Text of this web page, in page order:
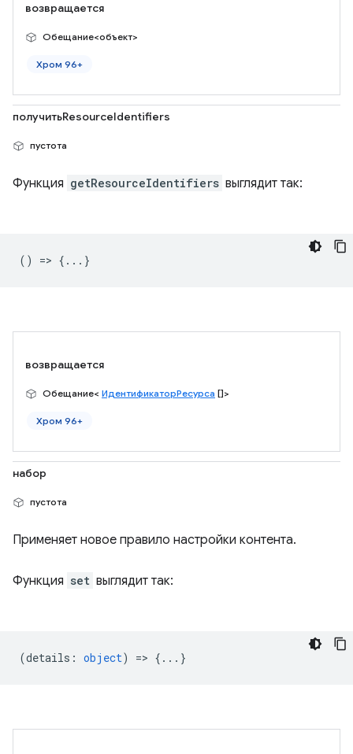
возвращается
Обещание<объект>
Хром 96+
получитьResourceIdentifiers
пустота
Функция getResourceIdentifiers выглядит так:
() => {...}
возвращается
Обещание< ИдентификаторРесурса []>
Хром 96+
набор
пустота
Применяет новое правило настройки контента.
Функция set выглядит так:
(details : object) => {...}